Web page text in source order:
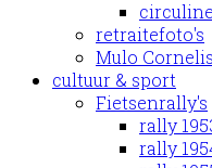
retraitefoto's
Mulo
cultuur & sport
Fietsenrally's
rally
rally